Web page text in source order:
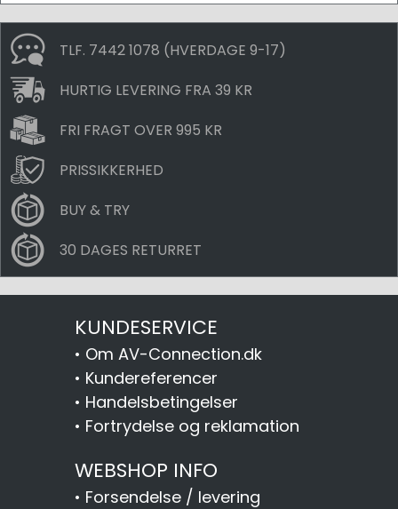
TLF. 7442 1078 (HVERDAGE 9-17)
HURTIG LEVERING FRA 39 KR
FRI FRAGT OVER 995 KR
PRISSIKKERHED
BUY & TRY
30 DAGES RETURRET
KUNDESERVICE
• Om AV-Connection.dk
• Kundereferencer
• Handelsbetingelser
• Fortrydelse og reklamation
WEBSHOP INFO
• Forsendelse / levering